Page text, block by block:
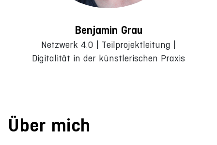
Benjamin Grau
Netzwerk 4.0 | Teilprojektleitung |
Digitalität in der künstlerischen Praxis
Über mich